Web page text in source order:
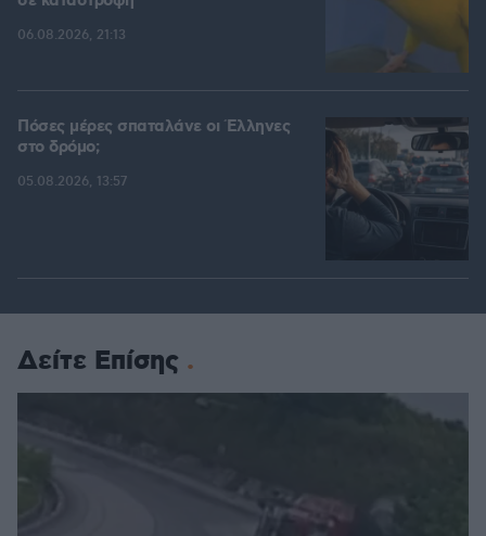
06.08.2026, 21:13
Πόσες μέρες σπαταλάνε οι Έλληνες
στο δρόμο;
05.08.2026, 13:57
Δείτε Επίσης